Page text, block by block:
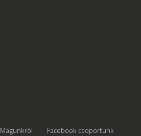
Magunkról Facebook csoportunk